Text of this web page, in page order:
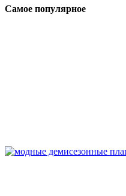
Самое популярное